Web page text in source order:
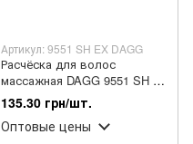
Артикул: 9551 SH EX DAGG
Расчёска для волос
массажная DAGG 9551 SH EX
Синяя
135.30 грн/шт.
Оптовые цены